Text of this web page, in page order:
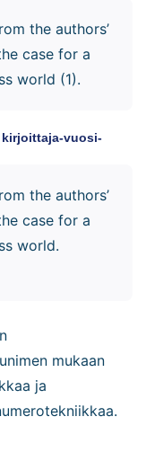
the authors’
case for a
world (1).
kirjoittaja-vuosi-
the authors’
case for a
world.
mukaan
ja